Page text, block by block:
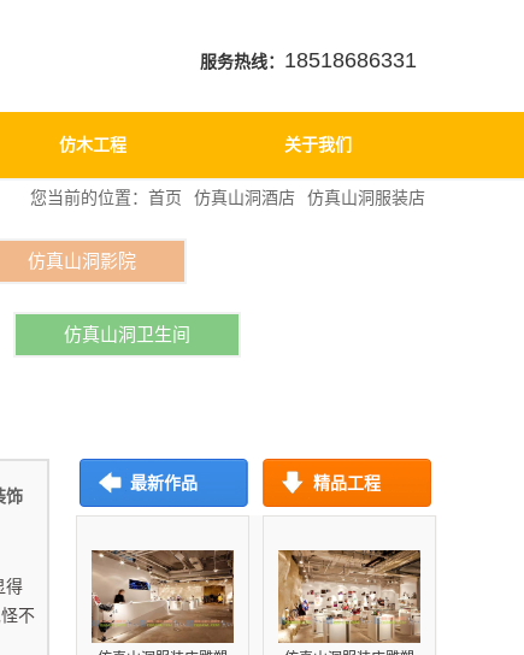
服务热线： 18518686331
仿木工程 关于我们
您当前的位置： 首页 仿真山洞酒店 仿真山洞服装店
仿真山洞影院
仿真山洞卫生间
饰
得
不
最新作品 精品工程